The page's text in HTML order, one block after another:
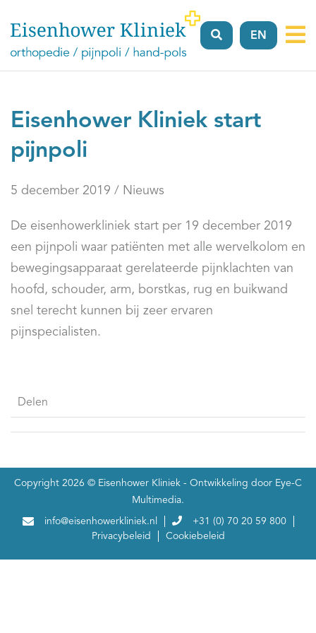
EN
Eisenhower Kliniek start
pijnpoli
5 december 2019 / Nieuws
De eisenhowerkliniek start per 19 december 2019
een pijnpoli waar patiënten met alle wervelkolom en
bewegingsapparaat gerelateerde pijnklachten van
hoofd, schouder, arm, borstkas, rug en buikwand
snel terecht kunnen bij zeer ervaren
pijnspecialisten.
Delen
Copyright 2026 © Eisenhower Kliniek - Ontwikkeling door Eye-C
Multimedia.
info@eisenhowerkliniek.nl
+31 (0) 70 20 59 800
Privacybeleid
Cookiebeleid